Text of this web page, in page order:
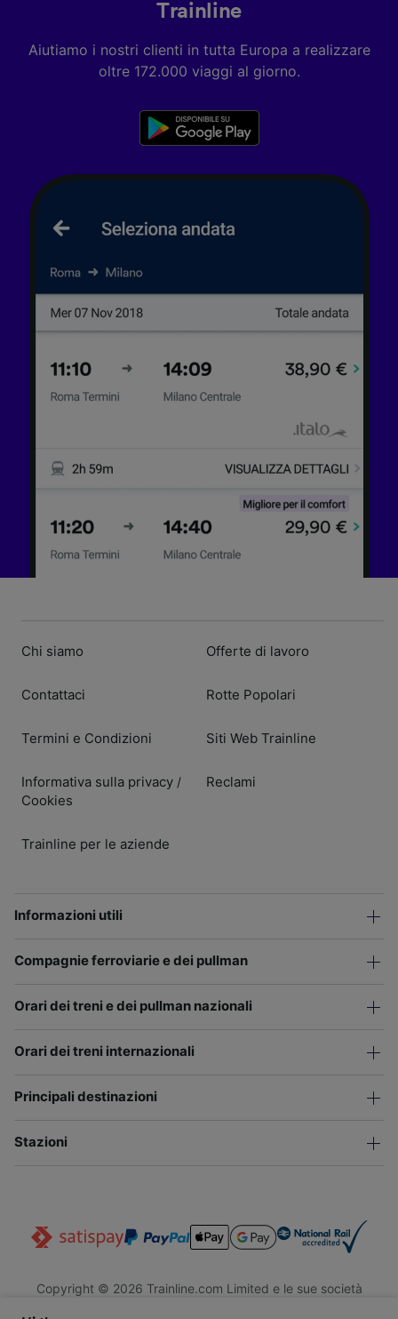
Trainline
Aiutiamo i nostri clienti in tutta Europa a realizzare
oltre 172.000 viaggi al giorno.
Chi siamo
Contattaci
Termini e Condizioni
Informativa sulla privacy /
Cookies
Trainline per le aziende
Offerte di lavoro
Rotte Popolari
Siti Web Trainline
Reclami
Informazioni utili
Compagnie ferroviarie e dei pullman
Orari dei treni e dei pullman nazionali
Orari dei treni internazionali
Principali destinazioni
Stazioni
Copyright © 2026 Trainline.com Limited e le sue società